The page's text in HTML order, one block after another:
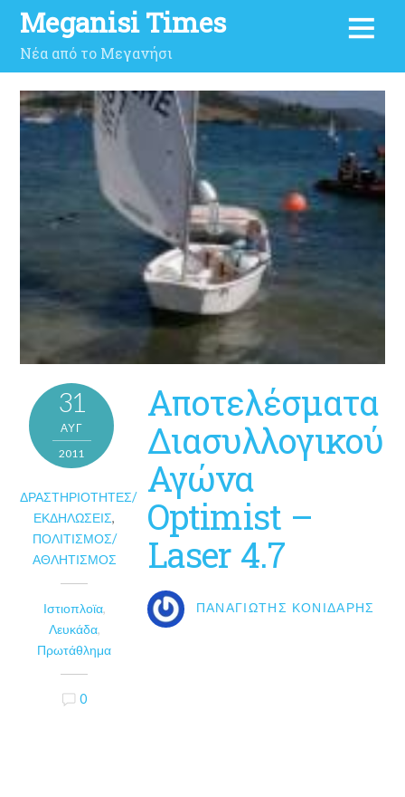
Meganisi Times
Νέα από το Μεγανήσι
31
ΑΥΓ
2011
ΔΡΑΣΤΗΡΙΌΤΗΤΕΣ/
ΕΚΔΗΛΏΣΕΙΣ,
ΠΟΛΙΤΙΣΜΌΣ/
ΑΘΛΗΤΙΣΜΌΣ
Ιστιοπλοϊα,
Λευκάδα,
Πρωτάθλημα
0
Αποτελέσματα
Διασυλλογικού
Αγώνα
Optimist –
Laser 4.7
ΠΑΝΑΓΙΏΤΗΣ ΚΟΝΙΔΆΡΗΣ